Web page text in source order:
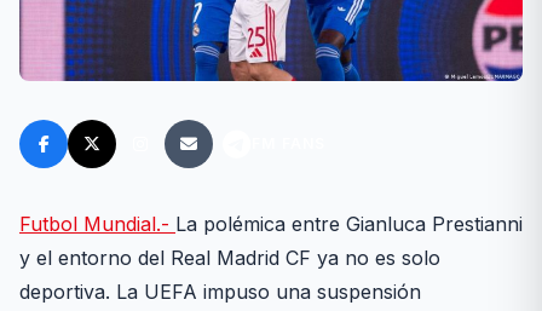
Futbol Mundial.- La polémica entre Gianluca Prestianni
y el entorno del Real Madrid CF ya no es solo
deportiva. La UEFA impuso una suspensión